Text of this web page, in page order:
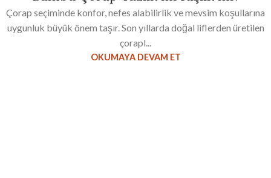
Çorap seçiminde konfor, nefes alabilirlik ve mevsim koşullarına
uygunluk büyük önem taşır. Son yıllarda doğal liflerden üretilen
çorapl...
OKUMAYA DEVAM ET